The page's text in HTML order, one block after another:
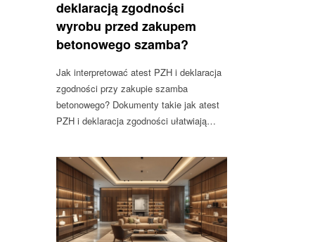
deklaracją zgodności
wyrobu przed zakupem
betonowego szamba?
Jak interpretować atest PZH i deklaracja
zgodności przy zakupie szamba
betonowego? Dokumenty takie jak atest
PZH i deklaracja zgodności ułatwiają…